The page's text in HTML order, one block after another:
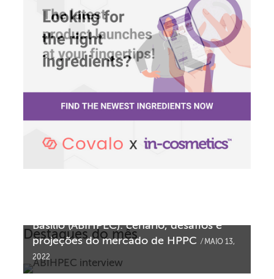
Destaques do mês
Basilio (ABIHPEC): cenário, desafios e
projeções do mercado de HPPC
MAIO 13,
2022